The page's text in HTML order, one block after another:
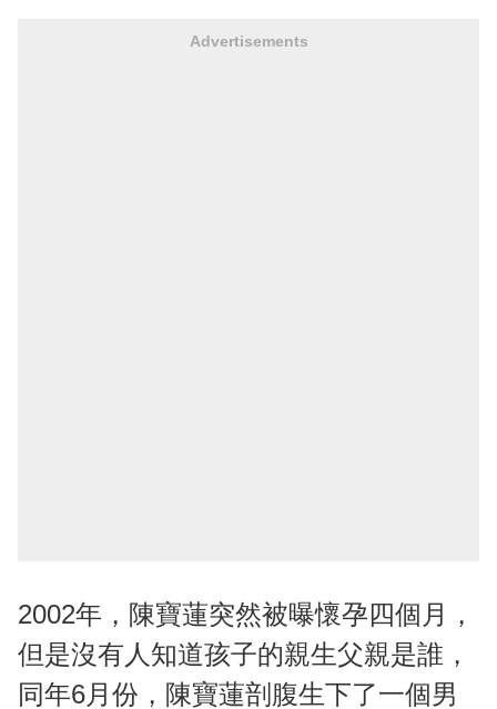
Advertisements
2002年，陳寶蓮突然被曝懷孕四個月，
但是沒有人知道孩子的親生父親是誰，
同年6月份，陳寶蓮剖腹生下了一個男